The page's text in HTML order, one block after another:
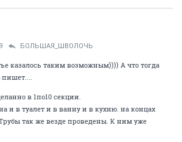
БОЛЬШАЯ_ШВОЛОЧЬ
казалось таким возможным)))) А что тогда
в 1по10 секции.
и в туалет и в ванну и в кухню. на концах
так же везде проведены. К ним уже